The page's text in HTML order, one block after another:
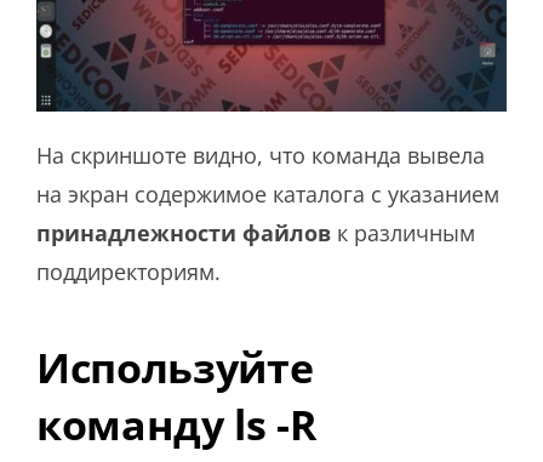
На скриншоте видно, что команда вывела
на экран содержимое каталога с указанием
принадлежности файлов к различным
поддиректориям.
Используйте
команду ls -R